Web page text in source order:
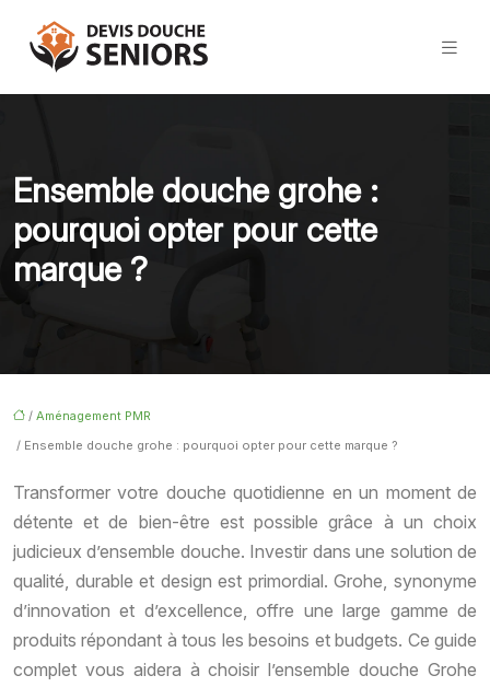
Ensemble douche grohe :
pourquoi opter pour cette
marque ?
/ Aménagement PMR
/ Ensemble douche grohe : pourquoi opter pour cette marque ?
Transformer votre douche quotidienne en un moment de
détente et de bien-être est possible grâce à un choix
judicieux d’ensemble douche. Investir dans une solution de
qualité, durable et design est primordial. Grohe, synonyme
d’innovation et d’excellence, offre une large gamme de
produits répondant à tous les besoins et budgets. Ce guide
complet vous aidera à choisir l’ensemble douche Grohe